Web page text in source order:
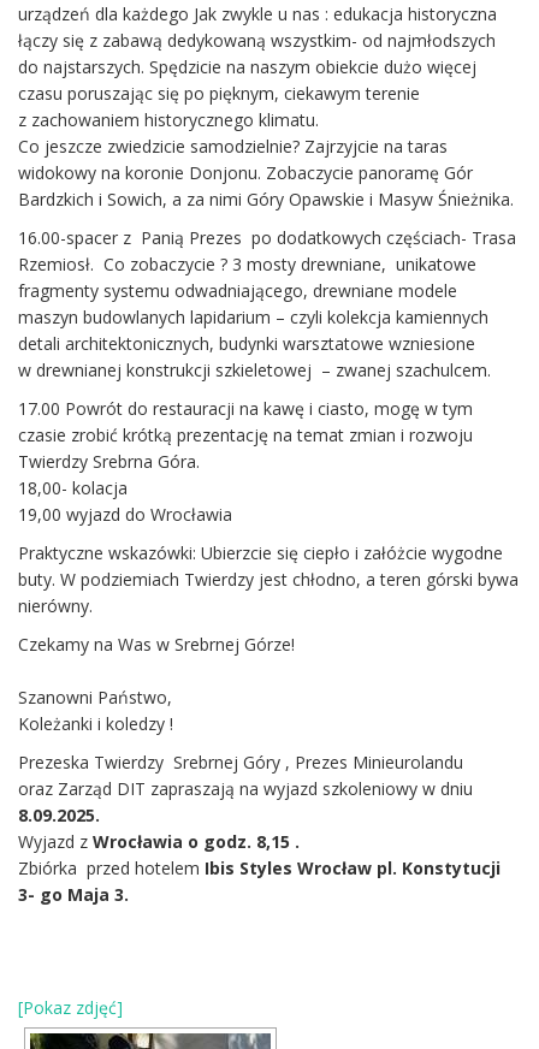
urządzeń dla każdego Jak zwykle u nas : edukacja historyczna
łączy się z zabawą dedykowaną wszystkim- od najmłodszych
do najstarszych. Spędzicie na naszym obiekcie dużo więcej
czasu poruszając się po pięknym, ciekawym terenie
z zachowaniem historycznego klimatu.
Co jeszcze zwiedzicie samodzielnie? Zajrzyjcie na taras
widokowy na koronie Donjonu. Zobaczycie panoramę Gór
Bardzkich i Sowich, a za nimi Góry Opawskie i Masyw Śnieżnika.
16.00-spacer z Panią Prezes po dodatkowych częściach- Trasa
Rzemiosł. Co zobaczycie ? 3 mosty drewniane, unikatowe
fragmenty systemu odwadniającego, drewniane modele
maszyn budowlanych lapidarium – czyli kolekcja kamiennych
detali architektonicznych, budynki warsztatowe wzniesione
w drewnianej konstrukcji szkieletowej – zwanej szachulcem.
17.00 Powrót do restauracji na kawę i ciasto, mogę w tym
czasie zrobić krótką prezentację na temat zmian i rozwoju
Twierdzy Srebrna Góra.
18,00- kolacja
19,00 wyjazd do Wrocławia
Praktyczne wskazówki: Ubierzcie się ciepło i załóżcie wygodne
buty. W podziemiach Twierdzy jest chłodno, a teren górski bywa
nierówny.
Czekamy na Was w Srebrnej Górze!
Szanowni Państwo,
Koleżanki i koledzy !
Prezeska Twierdzy Srebrnej Góry , Prezes Minieurolandu
oraz Zarząd DIT zapraszają na wyjazd szkoleniowy w dniu
8.09.2025.
Wyjazd z Wrocławia o godz. 8,15 .
Zbiórka przed hotelem Ibis Styles Wrocław pl. Konstytucji
3- go Maja 3.
[Pokaz zdjęć]